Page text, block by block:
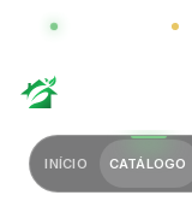
INÍCIO CATÁLOGO